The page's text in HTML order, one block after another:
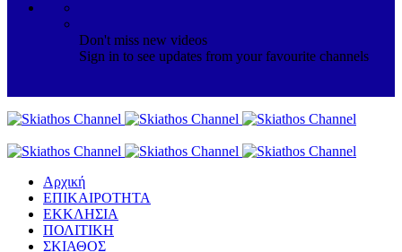
Don't miss new videos
Sign in to see updates from your favourite channels
Αρχική
ΕΠΙΚΑΙΡΟΤΗΤΑ
ΕΚΚΛΗΣΙΑ
ΠΟΛΙΤΙΚΗ
ΣΚΙΑΘΟΣ